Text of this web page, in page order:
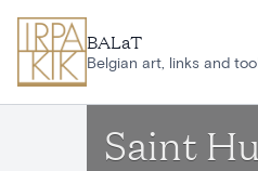
BALaT
Belgian art, links and
Saint